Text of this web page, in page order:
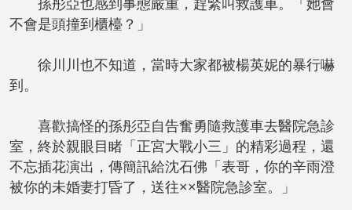
孫彤亞也感到事態嚴重，趕緊叫救護車。「她會
不會是頭撞到櫃檯？」
徐川川也不知道，當時大家都被楊英妮的暴行嚇
到。
喜歡搞怪的孫彤亞自告奮勇隨救護車去醫院急診
室，終於親眼目睹「正宮大戰小三」的精彩過程，還
不忘插花演出，傳簡訊給沈石佛「表哥，你的辛雨澄
被你的未婚妻打昏了，送往××醫院急診室。」